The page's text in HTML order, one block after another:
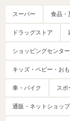
スーパー 食品・
ドラッグストア
ショッピングセンタ
キッズ・ベビー・お
車・バイク スポ
通販・ネットショップ